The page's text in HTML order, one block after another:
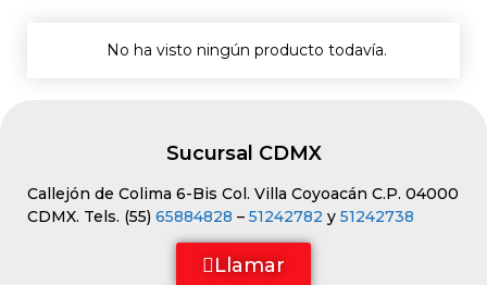
No ha visto ningún producto todavía.
Sucursal CDMX
Callejón de Colima 6-Bis Col. Villa Coyoacán C.P. 04000
CDMX. Tels. (55) 65884828 – 51242782 y 51242738
Llamar